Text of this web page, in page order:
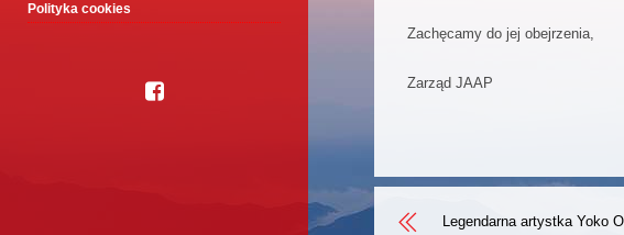
Polityka cookies
Zachęcamy do jej obejrzenia,
Zarząd JAAP
Legendarna artystka Yoko